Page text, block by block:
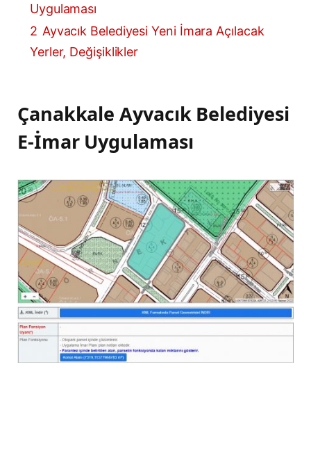
Uygulaması
2 Ayvacık Belediyesi Yeni İmara Açılacak
Yerler, Değişiklikler
Çanakkale Ayvacık Belediyesi
E-İmar Uygulaması